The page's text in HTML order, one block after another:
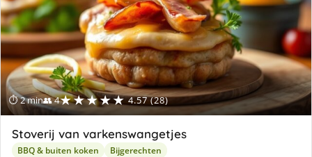
⏱ 2 min👥 4★★★★★ 4.57 (28)
Stoverij van varkenswangetjes
BBQ & buiten koken Bijgerechten